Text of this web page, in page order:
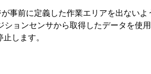
事前に定義した作業エリアを出ない
ョンセンサから取得したデータを使
します。